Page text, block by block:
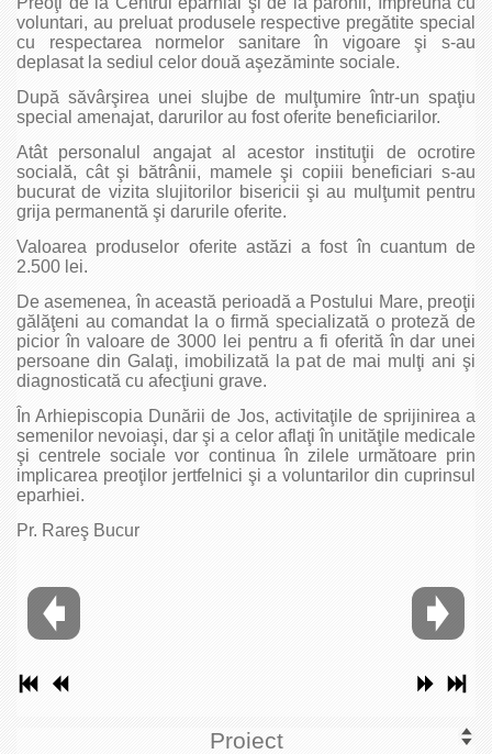
voluntari, au preluat produsele respective pregătite special
cu respectarea normelor sanitare în vigoare şi s-au
deplasat la sediul celor două aşezăminte sociale.
După săvârşirea unei slujbe de mulţumire într-un spaţiu
special amenajat, darurilor au fost oferite beneficiarilor.
Atât personalul angajat al acestor instituţii de ocrotire
socială, cât şi bătrânii, mamele şi copiii beneficiari s-au
bucurat de vizita slujitorilor bisericii şi au mulţumit pentru
grija permanentă şi darurile oferite.
Valoarea produselor oferite astăzi a fost în cuantum de
2.500 lei.
De asemenea, în această perioadă a Postului Mare, preoţii
gălăţeni au comandat la o firmă specializată o proteză de
picior în valoare de 3000 lei pentru a fi oferită în dar unei
persoane din Galaţi, imobilizată la pat de mai mulţi ani şi
diagnosticată cu afecţiuni grave.
În Arhiepiscopia Dunării de Jos, activitaţile de sprijinirea a
semenilor nevoiaşi, dar şi a celor aflaţi în unităţile medicale
şi centrele sociale vor continua în zilele următoare prin
implicarea preoţilor jertfelnici şi a voluntarilor din cuprinsul
eparhiei.
Pr. Rareş Bucur
Proiect